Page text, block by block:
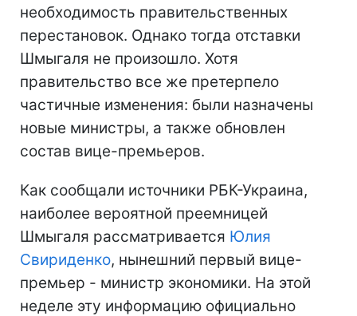
необходимость правительственных
перестановок. Однако тогда отставки
Шмыгаля не произошло. Хотя
правительство все же претерпело
частичные изменения: были назначены
новые министры, а также обновлен
состав вице-премьеров.
Как сообщали источники РБК-Украина,
наиболее вероятной преемницей
Шмыгаля рассматривается Юлия
Свириденко, нынешний первый вице-
премьер - министр экономики. На этой
неделе эту информацию официально